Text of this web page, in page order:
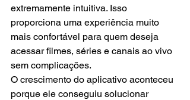
extremamente intuitiva. Isso
proporciona uma experiência muito
mais confortável para quem deseja
acessar filmes, séries e canais ao vivo
sem complicações.
O crescimento do aplicativo aconteceu
porque ele conseguiu solucionar